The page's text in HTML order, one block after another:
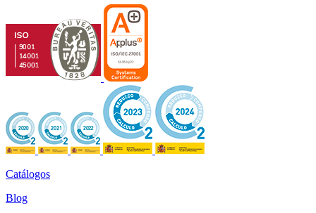
Catálogos
Blog